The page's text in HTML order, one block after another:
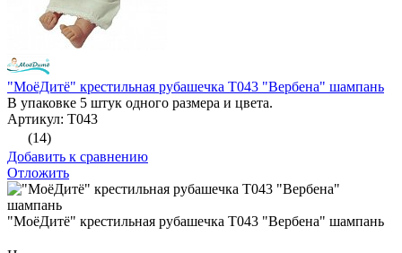
"МоёДитё" крестильная рубашечка Т043 "Вербена" шампань
В упаковке 5 штук одного размера и цвета.
Артикул: Т043
(14)
Добавить к сравнению
Отложить
"МоёДитё" крестильная рубашечка Т043 "Вербена" шампань